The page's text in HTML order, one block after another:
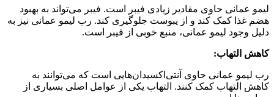
لیمو عمانی حاوی مقادیر زیادی فیبر است. فیبر می‌تواند به بهبود
هضم غذا کمک کند و از یبوست جلوگیری کند. رب لیمو عمانی نیز به
دلیل وجود لیمو عمانی، منبع خوبی از فیبر است.
کاهش التهاب:
رب لیمو عمانی حاوی آنتی‌اکسیدان‌هایی است که می‌توانند به
کاهش التهاب کمک کنند. التهاب یکی از عوامل اصلی بسیاری از